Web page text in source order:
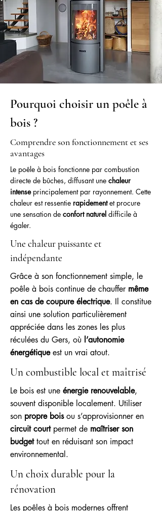
Pourquoi choisir un poêle à
bois ?
Comprendre son fonctionnement et ses
avantages
Le poêle à bois fonctionne par combustion
directe de bûches, diffusant une chaleur
intenseprincipalement par rayonnement. Cette
chaleur est ressentie rapidementet procure
une sensation de confort naturel difficile à
égaler.
Une chaleur puissante et
indépendante
Grâce à son fonctionnement simple, le
poêle à bois continue de chauffer même
en cas de coupure électrique. Il constitue
ainsi une solution particulièrement
appréciée dans les zones les plus
réculées du Gers, où l’autonomie
énergétiqueest un vrai atout.
Un combustible local et maîtrisé
Le bois est une énergie renouvelable,
souvent disponible localement. Utiliser
son propre boisou s’approvisionner en
circuit courtpermet de maîtriser son
budgettout en réduisant son impact
environnemental.
Un choix durable pour la
rénovation
Les poêles à bois modernes offrent